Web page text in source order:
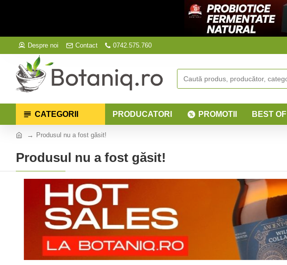
Despre noi Contact 0742.575.760
CATEGORII PRODUCATORI PROMOTII BEST OF
Produsul nu a fost găsit!
Produsul nu a fost găsit!